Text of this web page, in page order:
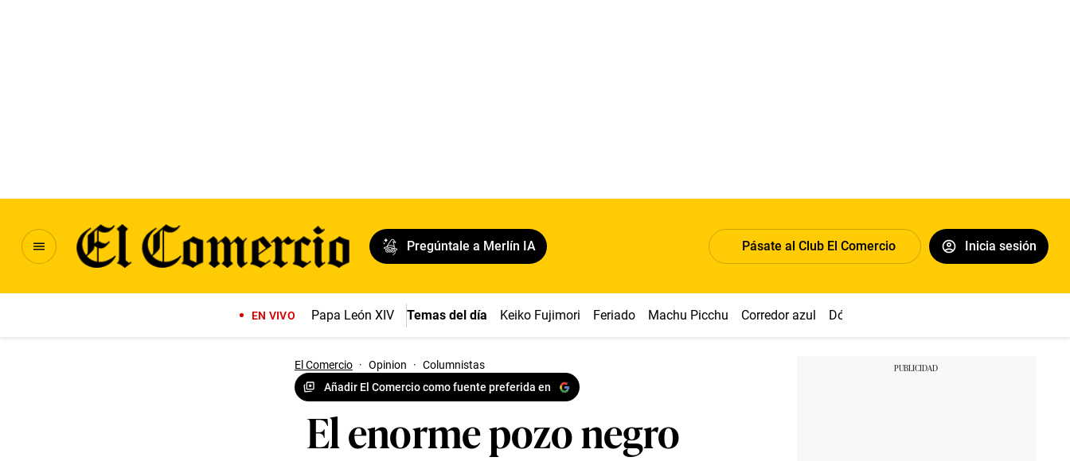
Pregúntale a Merlín IA Pásate al Club El Comercio Inicia sesión
EN VIVO Papa León XIV Temas del día Keiko Fujimori Feriado Machu Picchu Corredor azul Dólar
El Comercio · Opinion · Columnistas
Añadir El Comercio como fuente preferida en
El enorme pozo negro